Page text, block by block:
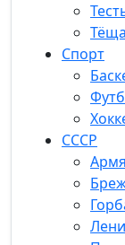
Спорт
СССР